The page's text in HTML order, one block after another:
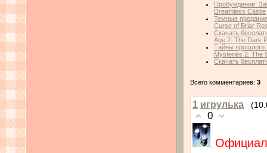
Пробуждение:
Dreamless Castle
Темные
Curse of Briar
Скачать
Age 2: The Dark
Тайны прошлого
Mysteries 2: The
Скачать
Всего комментариев: 3
1 игрулька
0